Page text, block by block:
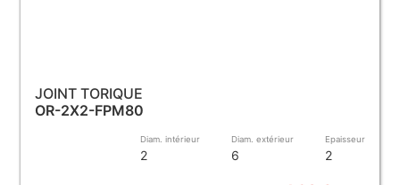
JOINT TORIQUE
OR-2X2-FPM80
Diam. intérieur
2
Diam. extérieur
6
Epaisseur
2